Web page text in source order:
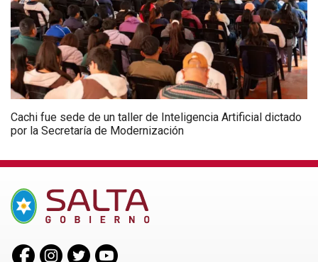
Cachi fue sede de un taller de Inteligencia Artificial dictado
por la Secretaría de Modernización